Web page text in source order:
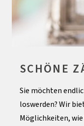
SCHÖNE
Sie möchten
loswerden? Wir
Möglichkeiten,